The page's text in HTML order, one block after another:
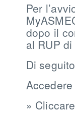
Per
dopo il
al RUP
Di
»